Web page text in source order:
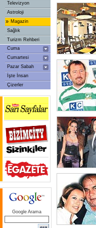
Televizyon
Astroloji
» Magazin
Sağlık
Turizm Rehberi
Cuma
Cumartesi
Pazar Sabah
İşte İnsan
Çizerler
Google Arama